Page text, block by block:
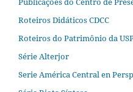
Roteiros Didáticos CDCC
Roteiros do Patrimônio da
Série Alterjor
Serie América Central en